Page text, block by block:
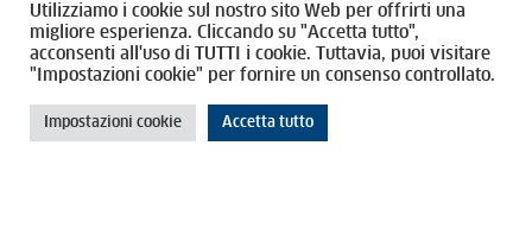
Designed by quattrolinee.it
Cookie Policy
Privacy Policy
Utilizziamo i cookie sul nostro sito Web per offrirti una
migliore esperienza. Cliccando su "Accetta tutto",
acconsenti all'uso di TUTTI i cookie. Tuttavia, puoi visitare
"Impostazioni cookie" per fornire un consenso controllato.
Impostazioni cookie Accetta tutto